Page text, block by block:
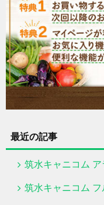
最近の記事
筑水キャニコム アラフォー傾
筑水キャニコム フルーティまさお